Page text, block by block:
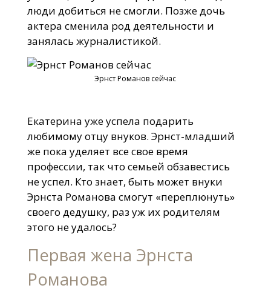
люди добиться не смогли. Позже дочь
актера сменила род деятельности и
занялась журналистикой.
Эрнст Романов сейчас
Екатерина уже успела подарить
любимому отцу внуков. Эрнст-младший
же пока уделяет все свое время
профессии, так что семьей обзавестись
не успел. Кто знает, быть может внуки
Эрнста Романова смогут «переплюнуть»
своего дедушку, раз уж их родителям
этого не удалось?
Первая жена Эрнста
Романова